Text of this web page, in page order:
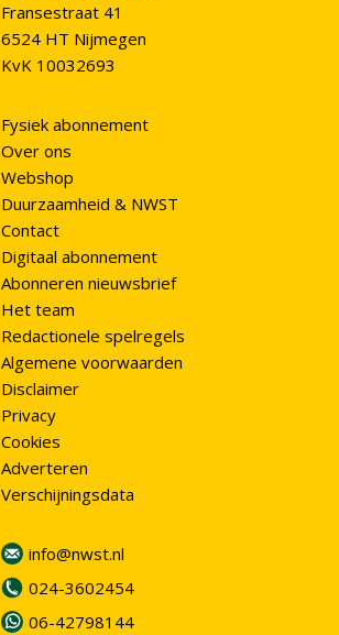
Fransestraat 41
6524 HT Nijmegen
KvK 10032693
Fysiek abonnement
Over ons
Webshop
Duurzaamheid & NWST
Contact
Digitaal abonnement
Abonneren nieuwsbrief
Het team
Redactionele spelregels
Algemene voorwaarden
Disclaimer
Privacy
Cookies
Adverteren
Verschijningsdata
info@nwst.nl
024-3602454
06-42798144